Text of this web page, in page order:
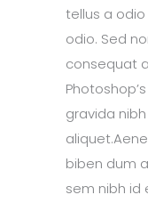
tellus a
odio. Sed
consequat
gravida
biben dum
sem nibh id